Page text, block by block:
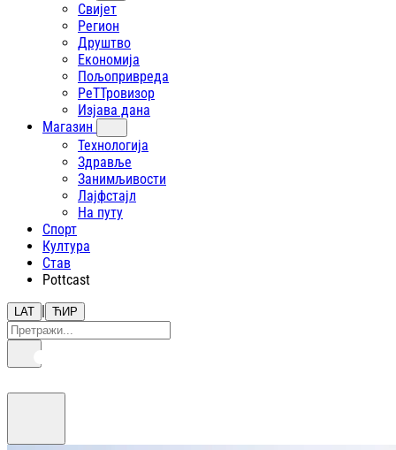
Свијет
Регион
Друштво
Економија
Пољопривреда
РеТТровизор
Изјава дана
Магазин
Технологија
Здравље
Занимљивости
Лајфстajл
На путу
Спорт
Култура
Став
Pottcast
LAT | ЋИР